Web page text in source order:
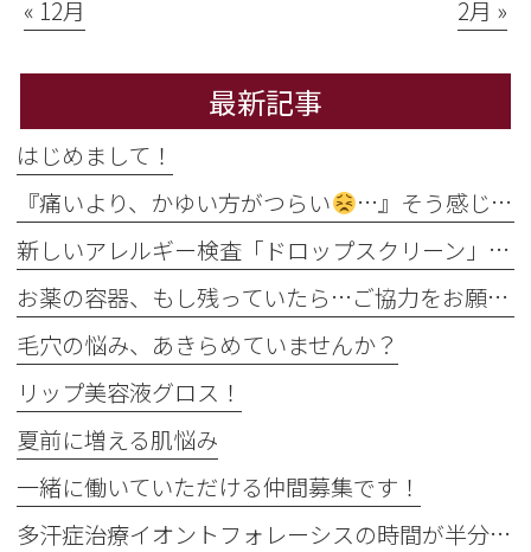
« 12月 2月 »
最新記事
はじめまして！
『痛いより、かゆい方がつらい
…』そう感じるのには理由があります
新しいアレルギー検査「ドロップスクリーン」を導入しました！
お薬の容器、もし残っていたら…ご協力をお願いします
毛穴の悩み、あきらめていませんか？
リップ美容液グロス！
夏前に増える肌悩み
一緒に働いていただける仲間募集です！
多汗症治療イオントフォレーシスの時間が半分に